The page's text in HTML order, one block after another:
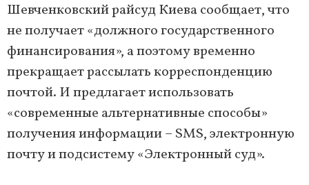
Шевченковский райсуд Киева сообщает, что
не получает «должного государственного
финансирования», а поэтому временно
прекращает рассылать корреспонденцию
почтой. И предлагает использовать
«современные альтернативные способы»
получения информации – SMS, электронную
почту и подсистему «Электронный суд».